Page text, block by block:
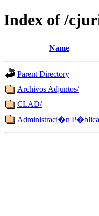
Index of /
Name
Parent Directory
Archivos Adjuntos/
CLAD/
Administraci�n